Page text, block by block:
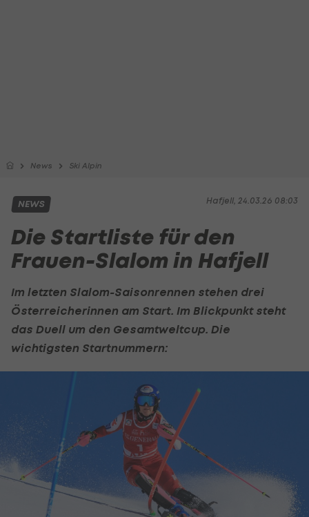
News Ski Alpin
Hafjell, 24.03.26 08:03
NEWS
Die Startliste für den
Frauen-Slalom in Hafjell
Im letzten Slalom-Saisonrennen stehen drei
Österreicherinnen am Start. Im Blickpunkt steht
das Duell um den Gesamtweltcup. Die
wichtigsten Startnummern: